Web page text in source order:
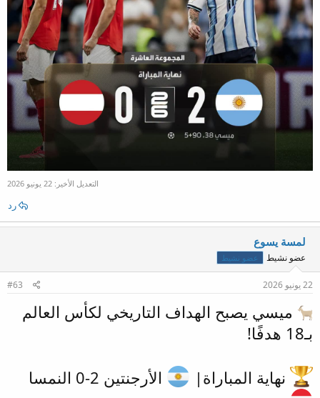
التعديل الأخير: 22 يونيو 2026
رد
لمسة يسوع
عضو نشيط عضو نشيط
22 يونيو 2026 #63
ميسي يصبح الهداف التاريخي لكأس العالم
بـ18 هدفًا!
نهاية المباراة| الأرجنتين 2-0 النمسا